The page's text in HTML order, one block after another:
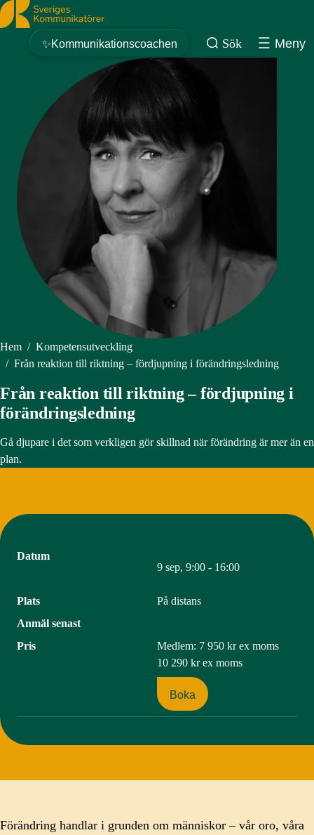
Sveriges Kommunikatörer
✨Kommunikationscoachen Sök Meny
Hem / Kompetensutveckling
/ Från reaktion till riktning – fördjupning i förändringsledning
Från reaktion till riktning – fördjupning i
förändringsledning
Gå djupare i det som verkligen gör skillnad när förändring är mer än en
plan.
Datum
9 sep, 9:00 - 16:00
Plats
På distans
Anmäl senast
Pris
Medlem: 7 950 kr ex moms
10 290 kr ex moms
Boka
Förändring handlar i grunden om människor – vår oro, våra